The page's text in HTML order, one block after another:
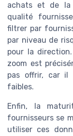
achats et de la
qualité
filtrer par
par niveau de
pour la
zoom est
pas offrir, car il
faibles.
Enfin, la
fournisseurs se
utiliser ces